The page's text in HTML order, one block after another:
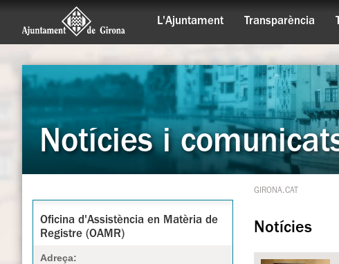
L'Ajuntament Transparència
Notícies i
Oficina d'Assistència en Matèria de
Registre (OAMR)
Adreça:
GIRONA.CAT
Notícies